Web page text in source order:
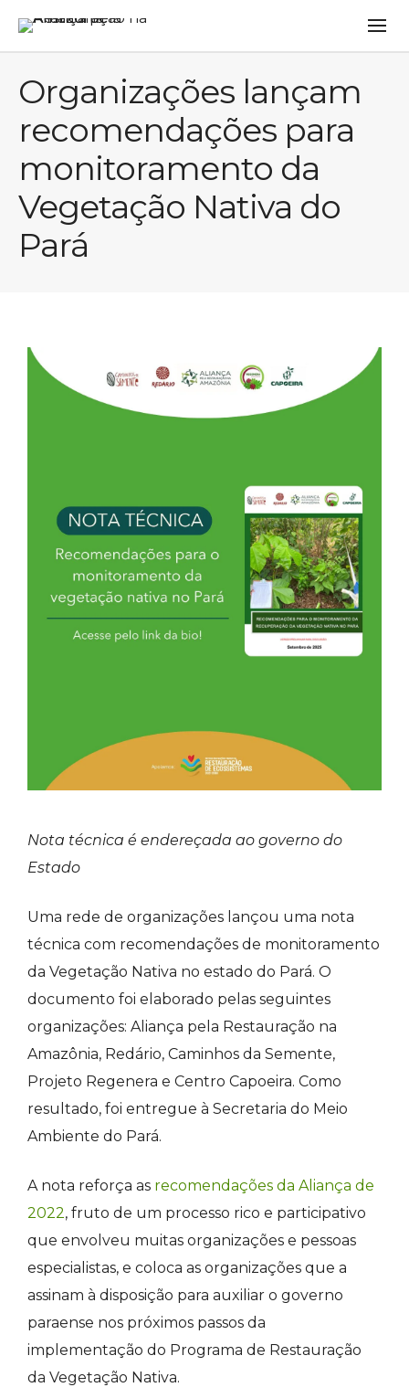
Organizações lançam
recomendações para
monitoramento da
Vegetação Nativa do
Pará
Nota técnica é endereçada ao governo do
Estado
Uma rede de organizações lançou uma nota
técnica com recomendações de monitoramento
da Vegetação Nativa no estado do Pará. O
documento foi elaborado pelas seguintes
organizações: Aliança pela Restauração na
Amazônia, Redário, Caminhos da Semente,
Projeto Regenera e Centro Capoeira. Como
resultado, foi entregue à Secretaria do Meio
Ambiente do Pará.
A nota reforça as recomendações da Aliança de
2022, fruto de um processo rico e participativo
que envolveu muitas organizações e pessoas
especialistas, e coloca as organizações que a
assinam à disposição para auxiliar o governo
paraense nos próximos passos da
implementação do Programa de Restauração
da Vegetação Nativa.